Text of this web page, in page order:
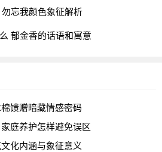
的花卉，很多人都会发现栽种的时
会越深，先是要了解兰花的基础养
。
征是什么和描述兰花代表的含义
植迷们带来一些绿植方面的相关知
忘我颜色象征解析
郁金香的话语和寓意
馈赠暗藏情感密码
庭养护怎样避免误区
化内涵与象征意义